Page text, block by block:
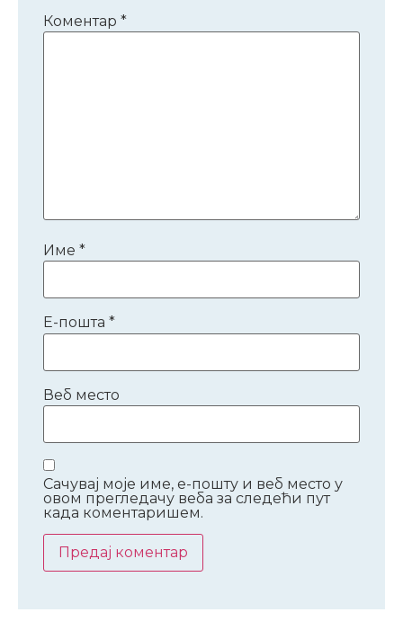
Коментар *
Име *
Е-пошта *
Веб место
Сачувај моје име, е-пошту и веб место у
овом прегледачу веба за следећи пут
када коментаришем.